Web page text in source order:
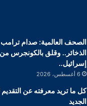
الصحف العالمية: صدام
الذخائر.. وقلق بالكونجرس
إسرائيل..
6 أغسطس، 2026
كل ما تريد معرفته عن
الجديد